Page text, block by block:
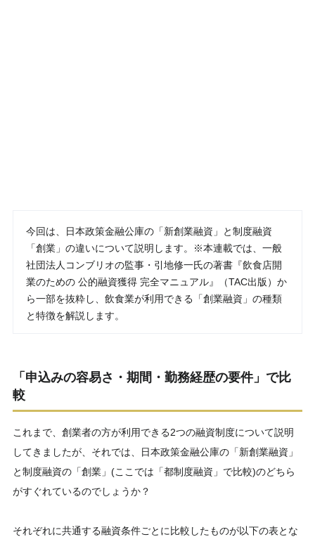
今回は、日本政策金融公庫の「新創業融資」と制度融資
「創業」の違いについて説明します。※本連載では、一般
社団法人コンブリオの監事・引地修一氏の著書『飲食店開
業のための 公的融資獲得 完全マニュアル』（TAC出版）か
ら一部を抜粋し、飲食業が利用できる「創業融資」の種類
と特徴を解説します。
「申込みの容易さ・期間 ・勤務経歴の要件」 で比
較
これまで、創業者の方が利用できる2つの融資制度について説明
してきましたが、それでは、日本政策金融公庫の「新創業融資」
と制度融資の「創業」(ここでは「都制度融資」で比較)のどちら
がすぐれているのでしょうか？
それぞれに共通する融資条件ごとに比較したものが以下の表とな